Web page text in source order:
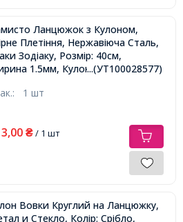
Ланцюжок з Кулоном,
Плетіння, Нержавіюча Сталь,
Зодіаку, Розмір: 40см,
1.5мм, Кулон: 20х18.5x1мм,
...(УТ100028577)
1 шт
₴/ 1 шт
Вовки Круглий на Ланцюжку,
и Стекло, Колір: Срібло,